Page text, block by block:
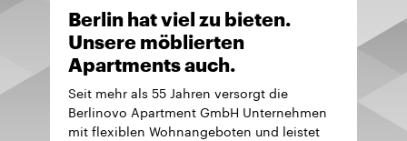
Berlin hat viel zu bieten.
Unsere möblierten
Apartments auch.
Seit mehr als 55 Jahren versorgt die
Berlinovo Apartment GmbH Unternehmen
mit flexiblen Wohnangeboten und leistet